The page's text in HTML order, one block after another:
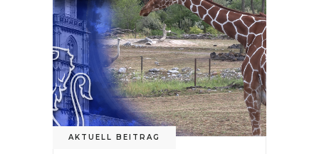
AKTUELL BEITRAG